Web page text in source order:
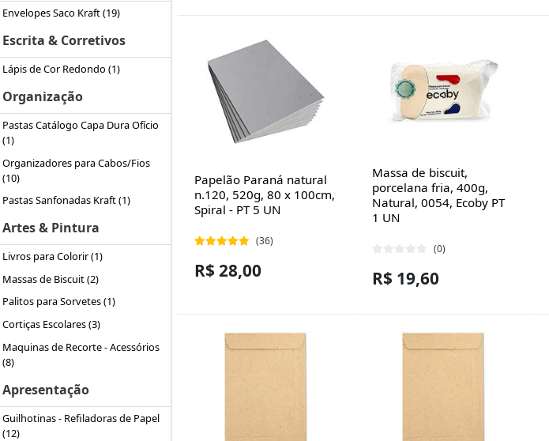
Envelopes Saco Kraft (19)
Escrita & Corretivos
Lápis de Cor Redondo (1)
Organização
Pastas Catálogo Capa Dura Ofício
(1)
Organizadores para Cabos/Fios
(10)
Pastas Sanfonadas Kraft (1)
Artes & Pintura
Livros para Colorir (1)
Massas de Biscuit (2)
Palitos para Sorvetes (1)
Cortiças Escolares (3)
Maquinas de Recorte - Acessórios
(8)
Apresentação
Guilhotinas - Refiladoras de Papel
(12)
Papelão Paraná natural
n.120, 520g, 80 x 100cm,
Spiral - PT 5 UN
(36)
R$ 28,00
Massa de biscuit,
porcelana fria, 400g,
Natural, 0054, Ecoby PT
1 UN
(0)
R$ 19,60